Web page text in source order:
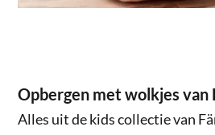
Opbergen met wolkjes van
Alles uit de kids collectie van